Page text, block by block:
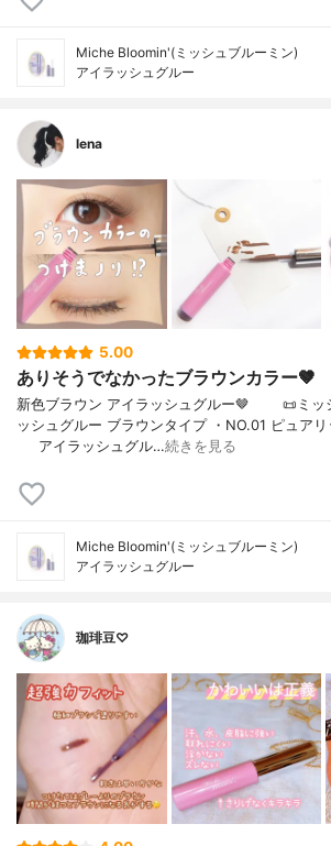
Miche Bloomin'(ミッシュブルーミン)
アイラッシュグルー
lena
5.00
ありそうでなかったブラウンカラー🤎
新色ブラウン アイラッシュグルー🤎⠀⠀⠀📜ミッ
ッシュグルー ブラウンタイプ ・NO.01 ピュアリ
⠀⠀アイラッシュグル…続きを見る
Miche Bloomin'(ミッシュブルーミン)
アイラッシュグルー
珈琲豆♡